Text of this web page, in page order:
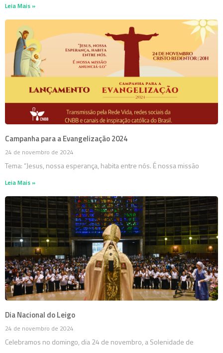
Leia Mais »
Campanha para a Evangelização 2024
24 de novembro de 2024
Tema: “Jesus, nossa esperança, habita entre nós. É nossa missão
Leia Mais »
Dia Nacional do Leigo
24 de novembro de 2024
Celebramos no domingo, dia 24 de novembro, a Solenidade de